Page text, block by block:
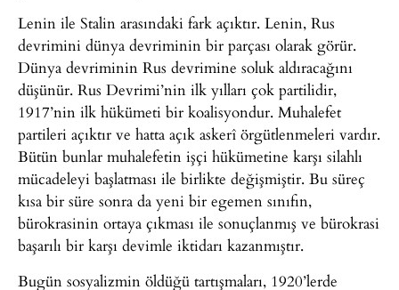
Lenin ile Stalin arasındaki fark açıktır. Lenin, Rus
devrimini dünya devriminin bir parçası olarak görür.
Dünya devriminin Rus devrimine soluk aldıracağını
düşünür. Rus Devrimi’nin ilk yılları çok partilidir,
1917’nin ilk hükümeti bir koalisyondur. Muhalefet
partileri açıktır ve hatta açık askerî örgütlenmeleri vardır.
Bütün bunlar muhalefetin işçi hükümetine karşı silahlı
mücadeleyi başlatması ile birlikte değişmiştir. Bu süreç
kısa bir süre sonra da yeni bir egemen sınıfın,
bürokrasinin ortaya çıkması ile sonuçlanmış ve bürokrasi
başarılı bir karşı devimle iktidarı kazanmıştır.
Bugün sosyalizmin öldüğü tartışmaları, 1920’lerde